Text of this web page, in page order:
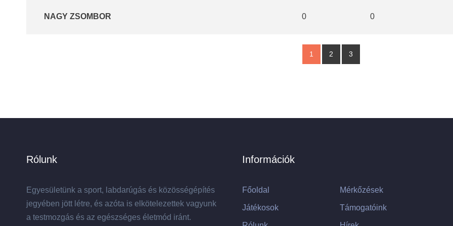
NAGY ZSOMBOR 0 0
1 2 3
Rólunk
Egyesületünk a sport, labdarúgás és közösségépítés
jegyében jött létre, és azóta is elkötelezettek vagyunk
a testmozgás és az egészséges életmód iránt.
Információk
Főoldal Mérkőzések
Játékosok Támogatóink